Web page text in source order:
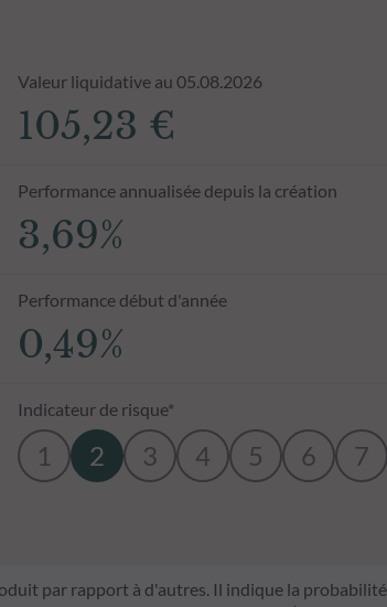
Valeur liquidative au 05.08.2026
105,23 €
Performance annualisée depuis la création
3,69%
Performance début d'année
0,49%
Indicateur de risque*
1 2 3 4 5 6 7
par rapport à d'autres. Il indique la